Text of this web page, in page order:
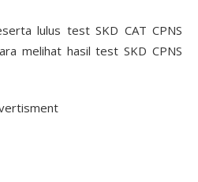
lulus test SKD CAT CPNS
melihat hasil test SKD CPNS